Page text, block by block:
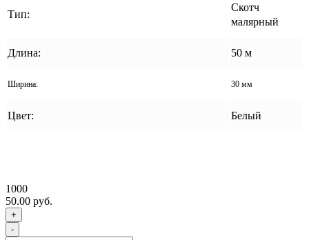
Тип:
Скотч
малярный
Длина: 50 м
Ширина: 30 мм
Цвет: Белый
1000
50.00 руб.
+
-